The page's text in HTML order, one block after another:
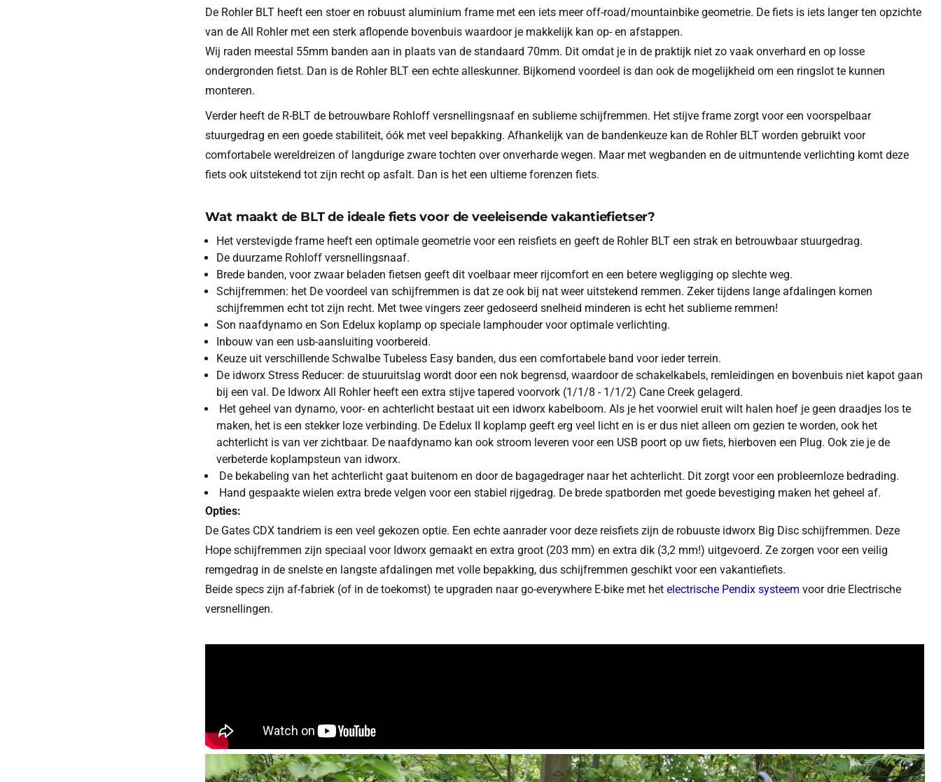
De Rohler BLT heeft een stoer en robuust aluminium frame met een iets meer off-road/mountainbike geometrie. De fiets is iets langer ten opzichte
van de All Rohler met een sterk aflopende bovenbuis waardoor je makkelijk kan op- en afstappen.
Wij raden meestal 55mm banden aan in plaats van de standaard 70mm. Dit omdat je in de praktijk niet zo vaak onverhard en op losse
ondergronden fietst. Dan is de Rohler BLT een echte alleskunner. Bijkomend voordeel is dan ook de mogelijkheid om een ringslot te kunnen
monteren.
Verder heeft de R-BLT de betrouwbare Rohloff versnellingsnaaf en sublieme schijfremmen. Het stijve frame zorgt voor een voorspelbaar
stuurgedrag en een goede stabiliteit, óók met veel bepakking. Afhankelijk van de bandenkeuze kan de Rohler BLT worden gebruikt voor
comfortabele wereldreizen of langdurige zware tochten over onverharde wegen. Maar met wegbanden en de uitmuntende verlichting komt deze
fiets ook uitstekend tot zijn recht op asfalt. Dan is het een ultieme forenzen fiets.
Wat maakt de BLT de ideale fiets voor de veeleisende vakantiefietser?
Het verstevigde frame heeft een optimale geometrie voor een reisfiets en geeft de Rohler BLT een strak en betrouwbaar stuurgedrag.
De duurzame Rohloff versnellingsnaaf.
Brede banden, voor zwaar beladen fietsen geeft dit voelbaar meer rijcomfort en een betere wegligging op slechte weg.
Schijfremmen: het De voordeel van schijfremmen is dat ze ook bij nat weer uitstekend remmen. Zeker tijdens lange afdalingen komen
schijfremmen echt tot zijn recht. Met twee vingers zeer gedoseerd snelheid minderen is echt het sublieme remmen!
Son naafdynamo en Son Edelux koplamp op speciale lamphouder voor optimale verlichting.
Inbouw van een usb-aansluiting voorbereid.
Keuze uit verschillende Schwalbe Tubeless Easy banden, dus een comfortabele band voor ieder terrein.
De idworx Stress Reducer: de stuuruitslag wordt door een nok begrensd, waardoor de schakelkabels, remleidingen en bovenbuis niet kapot gaan
bij een val. De Idworx All Rohler heeft een extra stijve tapered voorvork (1/1/8 - 1/1/2) Cane Creek gelagerd.
Het geheel van dynamo, voor- en achterlicht bestaat uit een idworx kabelboom. Als je het voorwiel eruit wilt halen hoef je geen draadjes los te
maken, het is een stekker loze verbinding. De Edelux II koplamp geeft erg veel licht en is er dus niet alleen om gezien te worden, ook het
achterlicht is van ver zichtbaar. De naafdynamo kan ook stroom leveren voor een USB poort op uw fiets, hierboven een Plug. Ook zie je de
verbeterde koplampsteun van idworx.
De bekabeling van het achterlicht gaat buitenom en door de bagagedrager naar het achterlicht. Dit zorgt voor een probleemloze bedrading.
Hand gespaakte wielen extra brede velgen voor een stabiel rijgedrag. De brede spatborden met goede bevestiging maken het geheel af.
Opties:
De Gates CDX tandriem is een veel gekozen optie. Een echte aanrader voor deze reisfiets zijn de robuuste idworx Big Disc schijfremmen. Deze
Hope schijfremmen zijn speciaal voor Idworx gemaakt en extra groot (203 mm) en extra dik (3,2 mm!) uitgevoerd. Ze zorgen voor een veilig
remgedrag in de snelste en langste afdalingen met volle bepakking, dus schijfremmen geschikt voor een vakantiefiets.
Beide specs zijn af-fabriek (of in de toekomst) te upgraden naar go-everywhere E-bike met hetelectrische Pendix systeemvoor drie Electrische
versnellingen.